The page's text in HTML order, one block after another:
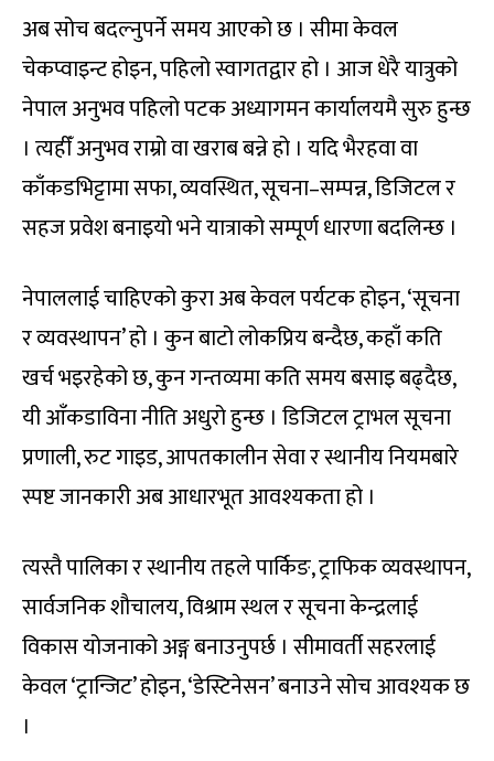
अब सोच बदल्नुपर्ने समय आएको छ । सीमा केवल
चेकप्वाइन्ट होइन, पहिलो स्वागतद्वार हो । आज धेरै यात्रुको
नेपाल अनुभव पहिलो पटक अध्यागमन कार्यालयमै सुरु हुन्छ
। त्यहीँ अनुभव राम्रो वा खराब बन्ने हो । यदि भैरहवा वा
काँकडभिट्टामा सफा, व्यवस्थित, सूचना–सम्पन्न, डिजिटल र
सहज प्रवेश बनाइयो भने यात्राको सम्पूर्ण धारणा बदलिन्छ ।
नेपाललाई चाहिएको कुरा अब केवल पर्यटक होइन, ‘सूचना
र व्यवस्थापन’ हो । कुन बाटो लोकप्रिय बन्दैछ, कहाँ कति
खर्च भइरहेको छ, कुन गन्तव्यमा कति समय बसाइ बढ्दैछ,
यी आँकडाविना नीति अधुरो हुन्छ । डिजिटल ट्राभल सूचना
प्रणाली, रुट गाइड, आपतकालीन सेवा र स्थानीय नियमबारे
स्पष्ट जानकारी अब आधारभूत आवश्यकता हो ।
त्यस्तै पालिका र स्थानीय तहले पार्किङ, ट्राफिक व्यवस्थापन,
सार्वजनिक शौचालय, विश्राम स्थल र सूचना केन्द्रलाई
विकास योजनाको अङ्ग बनाउनुपर्छ । सीमावर्ती सहरलाई
केवल ‘ट्रान्जिट’ होइन, ‘डेस्टिनेसन’ बनाउने सोच आवश्यक छ
।